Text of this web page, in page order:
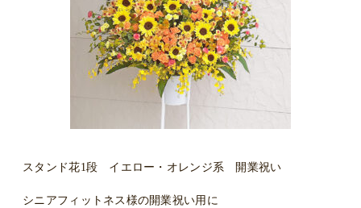
スタンド花1段 イエロー・オレンジ系 開業祝い
シニアフィットネス様の開業祝い用に